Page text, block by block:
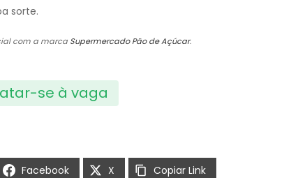
sorte.
com a marca Supermercado Pão de Açúcar.
se à vaga
Facebook X Copiar Link